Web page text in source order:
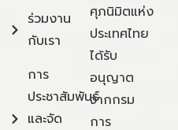
ร่วมงาน
กับเรา
การ
ประชาสัมพันธ์
และจัด
ศุภนิมิตแห่ง
ประเทศไทย
ได้รับ
อนุญาต
จากกรม
การ